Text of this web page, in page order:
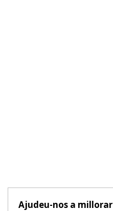
Ajudeu-nos a millorar